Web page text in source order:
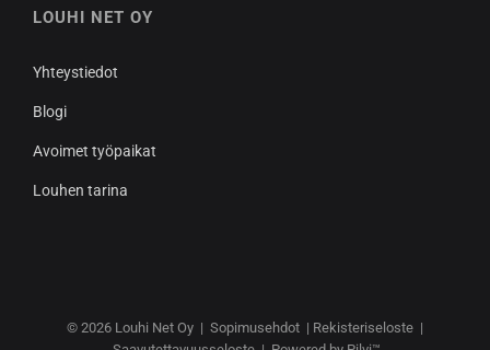
LOUHI NET OY
Yhteystiedot
Blogi
Avoimet työpaikat
Louhen tarina
© 2026 Louhi Net Oy | Sopimusehdot | Rekisteriseloste |